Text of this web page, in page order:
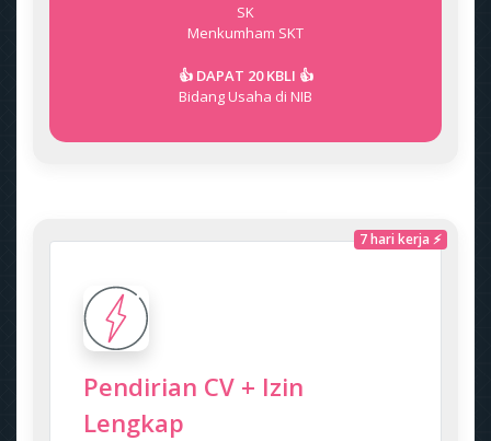
SK
Menkumham SKT
👍 DAPAT 20 KBLI 👍
Bidang Usaha di NIB
7 hari kerja ⚡
Pendirian CV + Izin
Lengkap